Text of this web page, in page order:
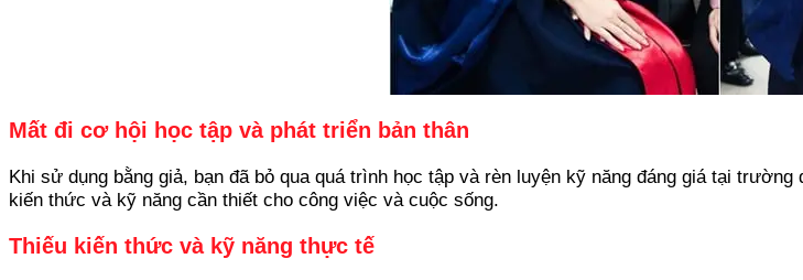
Mất đi cơ hội học tập và phát triển bản thân
Khi sử dụng bằng giả, bạn đã bỏ qua quá trình học tập và rèn luyện kỹ năng đáng giá tại
kiến thức và kỹ năng cần thiết cho công việc và cuộc sống.
Thiếu kiến thức và kỹ năng thực tế